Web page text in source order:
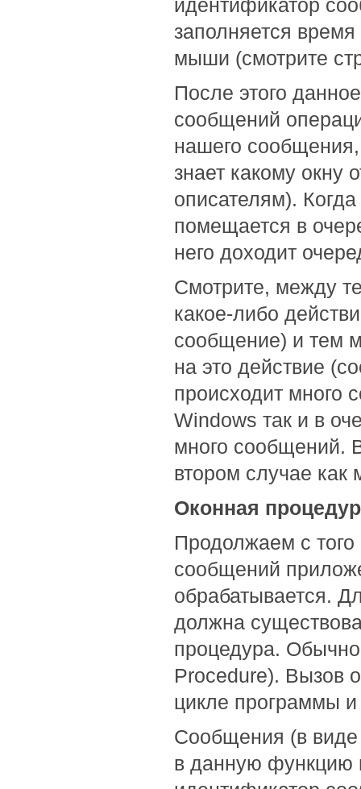
идентификатор
заполняется
мыши (смотрите
После этого
сообщений
нашего
знает какому окну
описателям).
помещается в
него доходит
Смотрите, между
какое-либо
сообщение) и тем
на это действие
происходит много
Windows так и в
много сообщений.
втором случае как
Оконная
Продолжаем с
сообщений
обрабатывается.
должна
процедура.
Procedure). Вызов
цикле программы
Сообщения (в виде
в данную функцию